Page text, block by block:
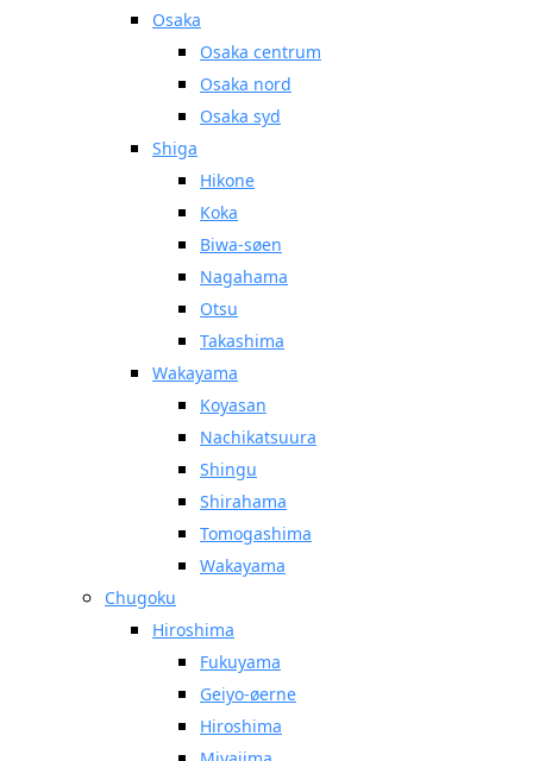
Osaka
Osaka centrum
Osaka nord
Osaka syd
Shiga
Hikone
Koka
Biwa-søen
Nagahama
Otsu
Takashima
Wakayama
Koyasan
Nachikatsuura
Shingu
Shirahama
Tomogashima
Wakayama
Chugoku
Hiroshima
Fukuyama
Geiyo-øerne
Hiroshima